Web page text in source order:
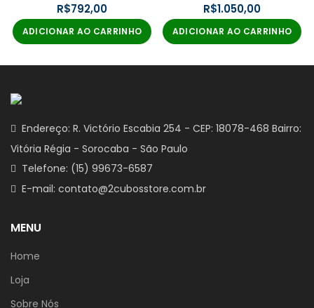
R$
ADICIONAR AO CARRINHO
R$
ADICIONAR AO CARRINHO
Endereço: R. Victório Escabia 254 - CEP: 18078-468 Bairro:
Vitória Régia - Sorocaba - São Paulo
Telefone: (15) 99673-6587
E-mail: contato@2cubosstore.com.br
MENU
Home
Loja
Sobre Nós